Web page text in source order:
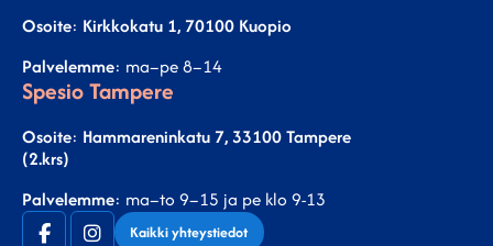
Osoite: Kirkkokatu 1, 70100 Kuopio
Palvelemme: ma–pe 8–14
Spesio Tampere
Osoite: Hammareninkatu 7, 33100 Tampere
(2.krs)
Palvelemme: ma–to 9–15 ja pe klo 9-13
FacebookInstagramKaikki yhteystiedot